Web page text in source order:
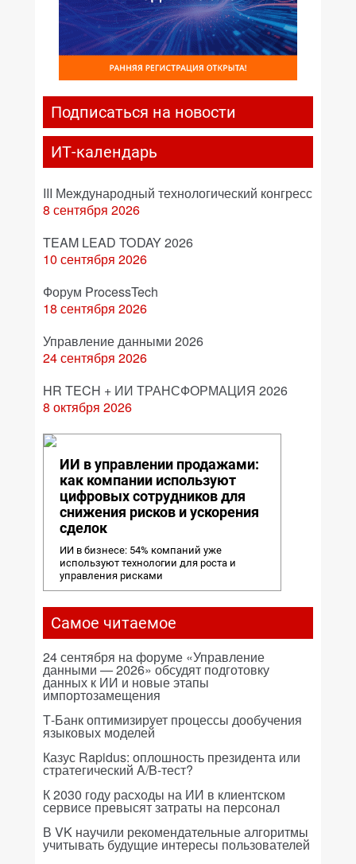
Подписаться на новости
ИТ-календарь
III Международный технологический конгресс
8 сентября 2026
TEAM LEAD TODAY 2026
10 сентября 2026
Форум ProcessTech
18 сентября 2026
Управление данными 2026
24 сентября 2026
HR TECH + ИИ ТРАНСФОРМАЦИЯ 2026
8 октября 2026
ИИ в управлении продажами:
как компании используют
цифровых сотрудников для
снижения рисков и ускорения
сделок
ИИ в бизнесе: 54% компаний уже
используют технологии для роста и
управления рисками
Самое читаемое
24 сентября на форуме «Управление
данными — 2026» обсудят подготовку
данных к ИИ и новые этапы
импортозамещения
Т-Банк оптимизирует процессы дообучения
языковых моделей
Казус Rapidus: оплошность президента или
стратегический A/B-тест?
К 2030 году расходы на ИИ в клиентском
сервисе превысят затраты на персонал
В VK научили рекомендательные алгоритмы
учитывать будущие интересы пользователей